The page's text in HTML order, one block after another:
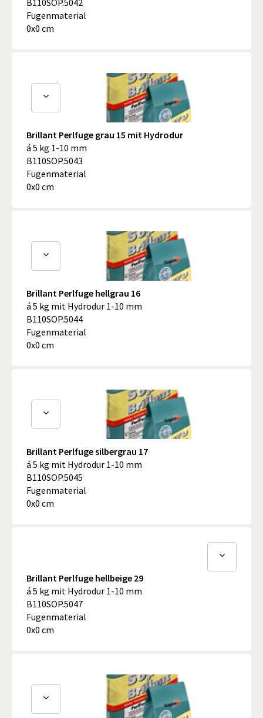
B110SOP.5042
Fugenmaterial
0x0 cm
Brillant Perlfuge grau 15 mit Hydrodur
á 5 kg 1-10 mm
B110SOP.5043
Fugenmaterial
0x0 cm
Brillant Perlfuge hellgrau 16
á 5 kg mit Hydrodur 1-10 mm
B110SOP.5044
Fugenmaterial
0x0 cm
Brillant Perlfuge silbergrau 17
á 5 kg mit Hydrodur 1-10 mm
B110SOP.5045
Fugenmaterial
0x0 cm
Brillant Perlfuge hellbeige 29
á 5 kg mit Hydrodur 1-10 mm
B110SOP.5047
Fugenmaterial
0x0 cm